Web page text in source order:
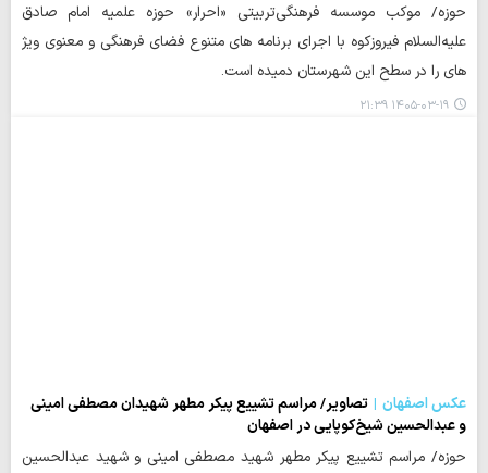
حوزه/ موکب موسسه فرهنگی‌تربیتی «احرار» حوزه علمیه امام صادق
علیه‌السلام فیروزکوه با اجرای برنامه های متنوع فضای فرهنگی و معنوی ویژ
های را در سطح این شهرستان دمیده است.
۱۴۰۵-۰۳-۱۹ ۲۱:۳۹
عکس اصفهان
تصاویر/ مراسم تشییع پیکر مطهر شهیدان مصطفی امینی
و عبدالحسین شیخ‌کوپایی در اصفهان
حوزه/ مراسم تشییع پیکر مطهر شهید مصطفی امینی و شهید عبدالحسین